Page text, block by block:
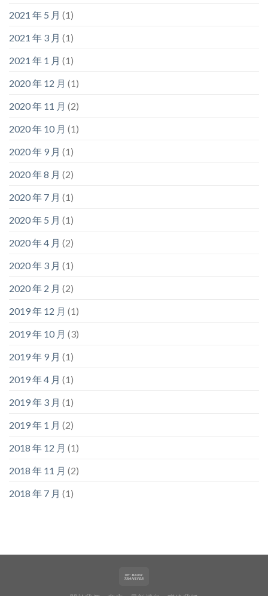
2021 年 5 月 (1)
2021 年 3 月 (1)
2021 年 1 月 (1)
2020 年 12 月 (1)
2020 年 11 月 (2)
2020 年 10 月 (1)
2020 年 9 月 (1)
2020 年 8 月 (2)
2020 年 7 月 (1)
2020 年 5 月 (1)
2020 年 4 月 (2)
2020 年 3 月 (1)
2020 年 2 月 (2)
2019 年 12 月 (1)
2019 年 10 月 (3)
2019 年 9 月 (1)
2019 年 4 月 (1)
2019 年 3 月 (1)
2019 年 1 月 (2)
2018 年 12 月 (1)
2018 年 11 月 (2)
2018 年 7 月 (1)